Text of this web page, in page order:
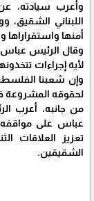
وأعرب سيادته،
اللبناني الشقيق،
أمنها واستقراراها
وقال الرئيس عباس،
لأية إجراءات
وإن شعبنا
لحقوقه المشروعة
من جانبه، أعرب
عباس على مواقفه
تعزيز العلاقات
الشقيقين.